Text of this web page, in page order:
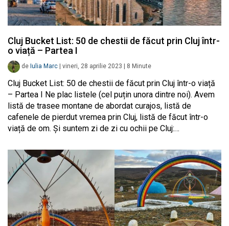
Cluj Bucket List: 50 de chestii de făcut prin Cluj într-
o viață – Partea I
de Iulia Marc vineri, 28 aprilie 2023 8 Minute
Cluj Bucket List: 50 de chestii de făcut prin Cluj într-o viață
– Partea I Ne plac listele (cel puțin unora dintre noi). Avem
listă de trasee montane de abordat curajos, listă de
cafenele de pierdut vremea prin Cluj, listă de făcut într-o
viață de om. Și suntem zi de zi cu ochii pe Cluj:…